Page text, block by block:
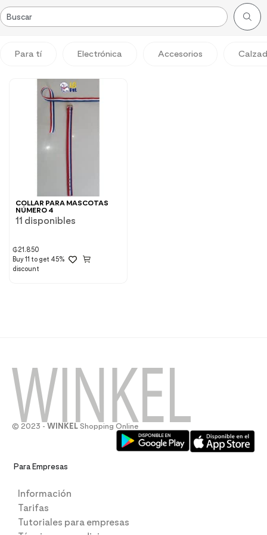
Para tí Electrónica Accesorios
COLLAR PARA MASCOTAS
NÚMERO 4
11 disponibles
₲21.850
Buy 11 to get 45%
discount
© 2023 - WINKEL Shopping Online
Para Empresas
Información
Tarifas
Tutoriales para empresas